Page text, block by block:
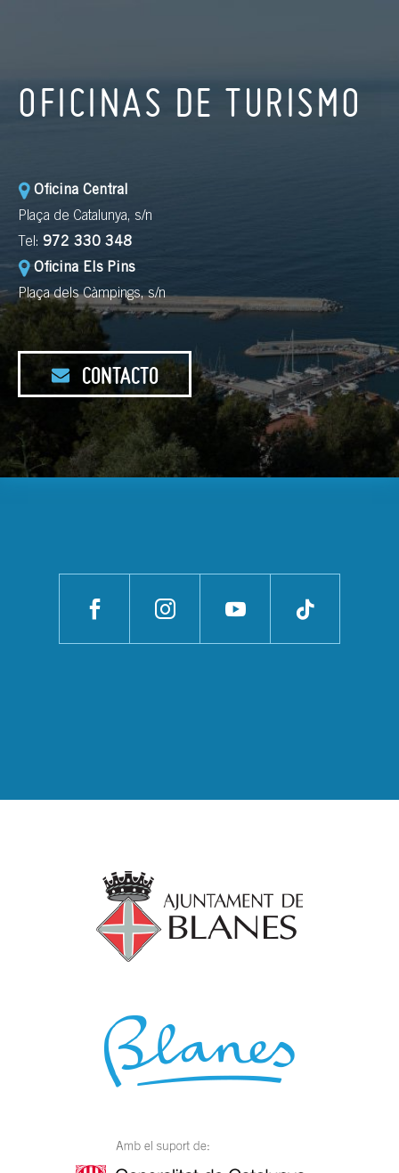
OFICINAS DE TURISMO
Oficina Central
Plaça de Catalunya, s/n
Tel: 972 330 348
Oficina Els Pins
Plaça dels Càmpings, s/n
CONTACTO